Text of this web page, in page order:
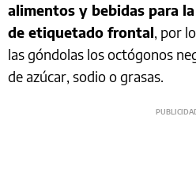
alimentos y bebidas para
de etiquetado frontal, por
las góndolas los octógonos
de azúcar, sodio o grasas.